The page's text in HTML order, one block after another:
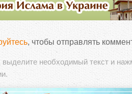
, чтобы отправлять
необходимый текст и